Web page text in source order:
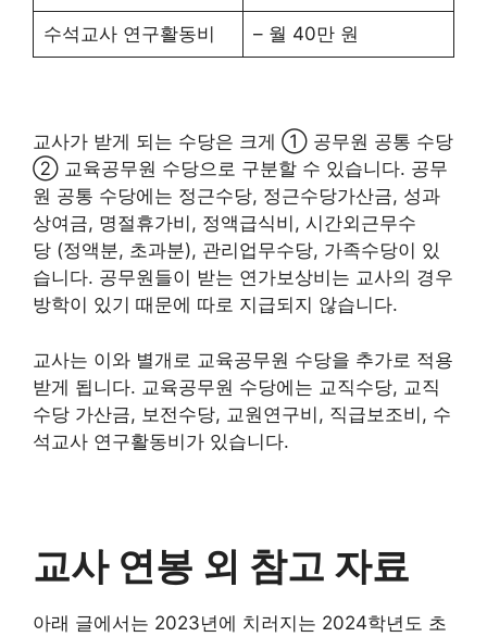
수석교사 연구활동비 – 월 40만 원
교사가 받게 되는 수당은 크게 ① 공무원 공통 수당
② 교육공무원 수당으로 구분할 수 있습니다. 공무
원 공통 수당에는 정근수당, 정근수당가산금, 성과
상여금, 명절휴가비, 정액급식비, 시간외근무수
당 (정액분, 초과분), 관리업무수당, 가족수당이 있
습니다. 공무원들이 받는 연가보상비는 교사의 경우
방학이 있기 때문에 따로 지급되지 않습니다.
교사는 이와 별개로 교육공무원 수당을 추가로 적용
받게 됩니다. 교육공무원 수당에는 교직수당, 교직
수당 가산금, 보전수당, 교원연구비, 직급보조비, 수
석교사 연구활동비가 있습니다.
교사 연봉 외 참고 자료
아래 글에서는 2023년에 치러지는 2024학년도 초